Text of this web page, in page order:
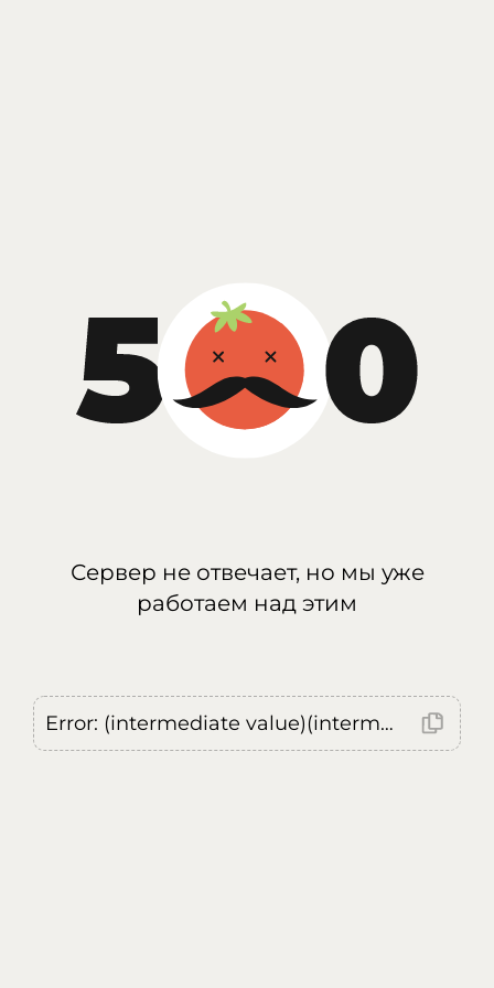
Сервер не отвечает, но мы уже
работаем над этим
Error: (intermediate value)(intermediate value)(intermediate value).replaceAll is not a function